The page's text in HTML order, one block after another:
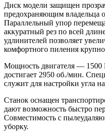
Диск модели защищен
предохраняющим владельца
Параллельный упор
аккуратный рез по всей
удлинителей позволяет
комфортного пиления
Мощность двигателя — 1500
достигает 2950 об./мин.
служит для настройки угла
Станок оснащен
дают возможность быстро
Совместимость с
уборку.